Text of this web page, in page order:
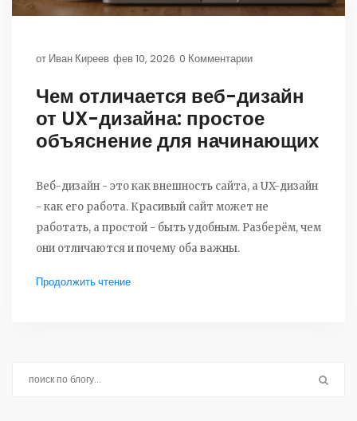
от Иван Киреев фев 10, 2026 0 Комментарии
Чем отличается веб-дизайн
от UX-дизайна: простое
объяснение для начинающих
Веб-дизайн - это как внешность сайта, а UX-дизайн
- как его работа. Красивый сайт может не
работать, а простой - быть удобным. Разберём, чем
они отличаются и почему оба важны.
Продолжить чтение